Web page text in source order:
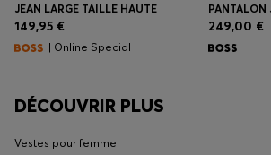
JEAN LARGE TAILLE HAUTE
149,95 €
| Online Special
249,00 €
DÉCOUVRIR PLUS
Vestes pour femme